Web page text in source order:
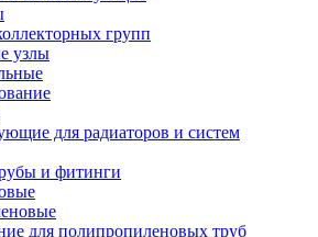
групп
узлы
для радиаторов и систем
и фитинги
для полипропиленовых труб